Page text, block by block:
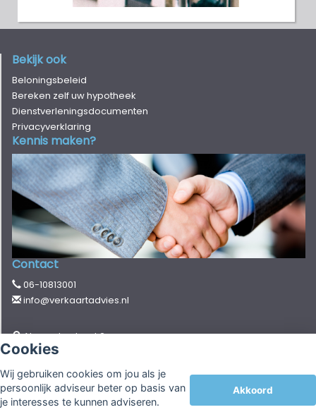
Cookies
Wij gebruiken cookies om jou als je
persoonlijk adviseur beter op basis van
je interesses te kunnen adviseren.
Akkoord
Bekijk ook
Beloningsbeleid
Bereken zelf uw hypotheek
Dienstverleningsdocumenten
Privacyverklaring
Kennis maken?
Contact
06-10813001
info@verkaartadvies.nl
Alexanderstraat 2
4421 CH Kapelle
© CopyrightAssupport BV2026 | Sitemap